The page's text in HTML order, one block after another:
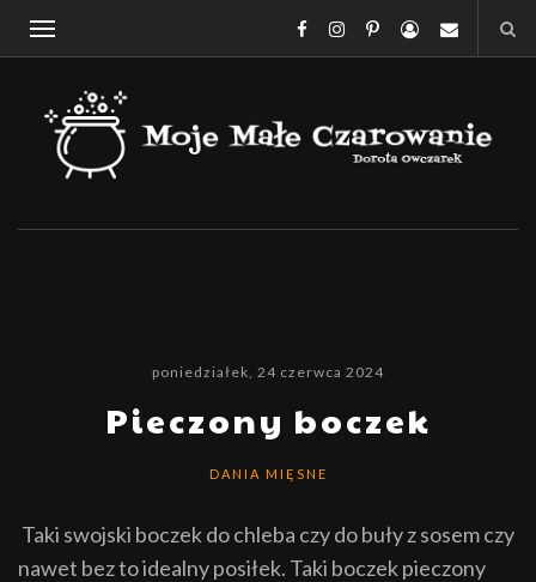
poniedziałek, 24 czerwca 2024
Pieczony boczek
DANIA MIĘSNE
Taki swojski boczek do chleba czy do buły z sosem czy
nawet bez to idealny posiłek. Taki boczek pieczony